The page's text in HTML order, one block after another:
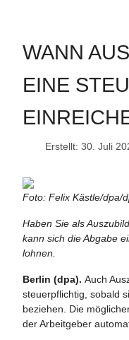
WANN
EINE
Erstellt: 30. Juli
Foto: Felix Kästle/dpa/
Haben Sie als
kann sich die Abgabe
lohnen.
Berlin (dpa). Auch
steuerpflichtig, sobald
beziehen. Die
der Arbeitgeber